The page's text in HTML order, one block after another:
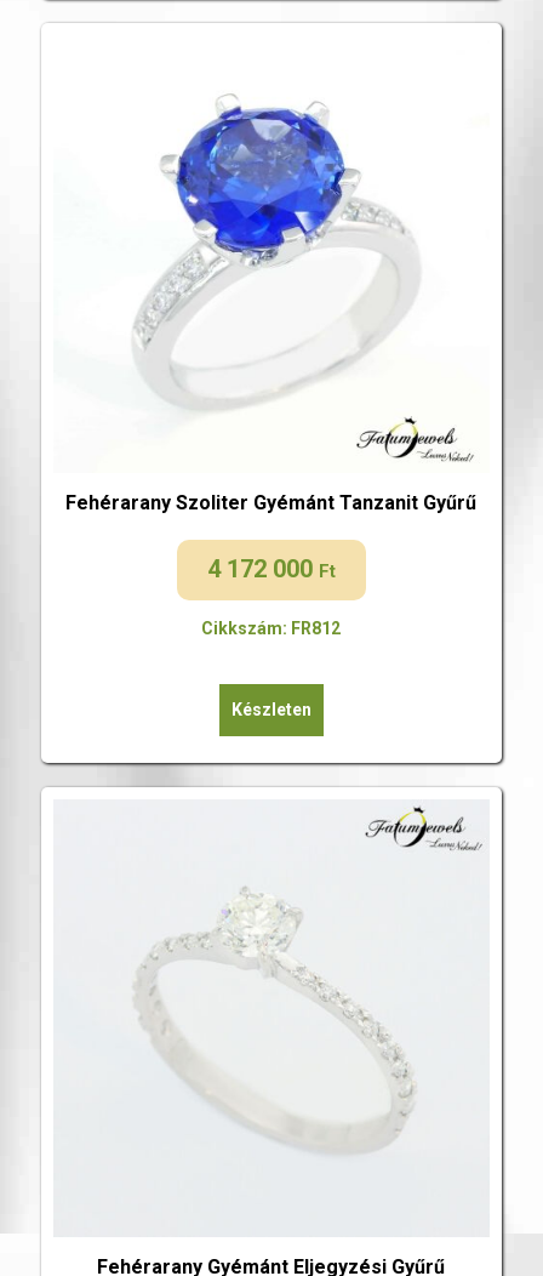
Fehérarany Szoliter Gyémánt Tanzanit Gyűrű
4 172 000 Ft
Cikkszám: FR812
Készleten
Fehérarany Gyémánt Eljegyzési Gyűrű